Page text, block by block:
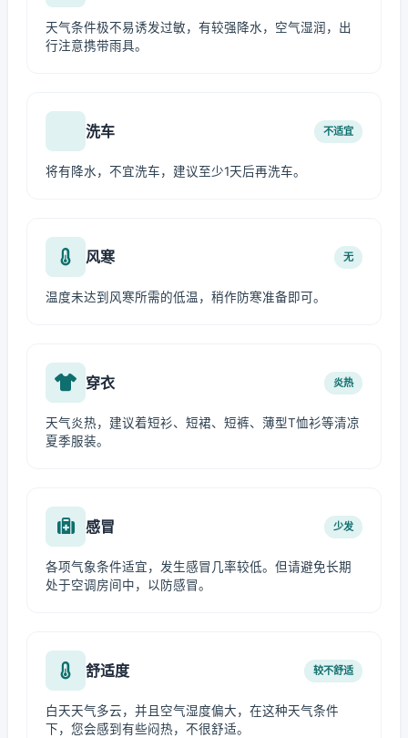
天气条件极不易诱发过敏，有较强降水，空气湿润，出
行注意携带雨具。
洗车 不适宜
将有降水，不宜洗车，建议至少1天后再洗车。
风寒 无
温度未达到风寒所需的低温，稍作防寒准备即可。
穿衣 炎热
天气炎热，建议着短衫、短裙、短裤、薄型T恤衫等清凉
夏季服装。
感冒 少发
各项气象条件适宜，发生感冒几率较低。但请避免长期
处于空调房间中，以防感冒。
舒适度 较不舒适
白天天气多云，并且空气湿度偏大，在这种天气条件
下，您会感到有些闷热，不很舒适。